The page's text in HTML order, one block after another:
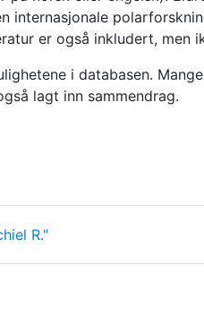
er også inkludert, men
i databasen.
lagt inn sammendrag.
R."